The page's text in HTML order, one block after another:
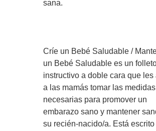
sana.
Críe un Bebé Saludable /
un Bebé Saludable es un
instructivo a doble cara que les
a las mamás tomar las medidas
necesarias para promover un
embarazo sano y mantener
su recién-nacido/a. Está escrito